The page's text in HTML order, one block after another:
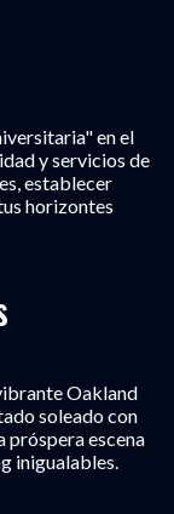
en el
y servicios de
establecer
horizontes
Oakland
soleado con
próspera escena
inigualables.